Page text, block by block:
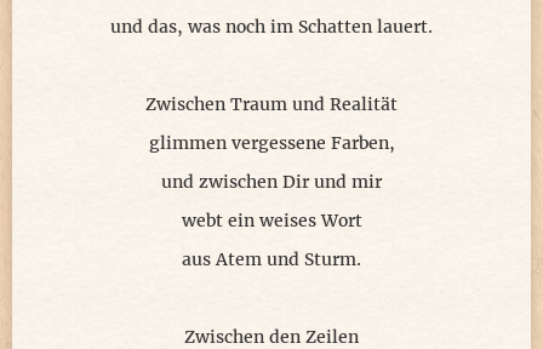
und das, was noch im Schatten lauert.
Zwischen Traum und Realität
glimmen vergessene Farben,
und zwischen Dir und mir
webt ein weises Wort
aus Atem und Sturm.
Zwischen den Zeilen